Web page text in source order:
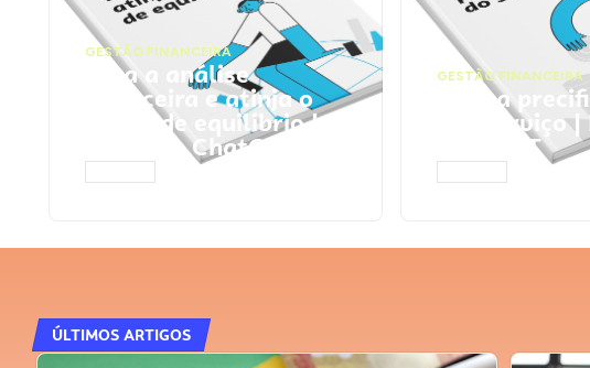
GESTÃO FINANCEIRA
Faça a análise
financeira e atinja o
ponto de equilíbrio |
Prompts ChatGPT
GESTÃO FINANCEIRA
Faça a
seu serviço
ChatGPT
ÚLTIMOS ARTIGOS